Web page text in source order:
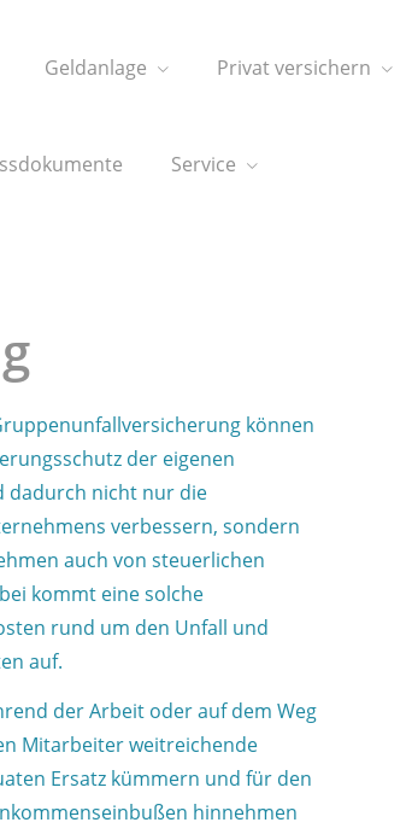
Geldanlage Privat versichern
Service
können
der eigenen
dadurch nicht nur die
verbessern, sondern
auch von steuerlichen
kommt eine solche
rund um den Unfall und
auf.
der Arbeit oder auf dem Weg
Mitarbeiter weitreichende
Ersatz kümmern und für den
hinnehmen